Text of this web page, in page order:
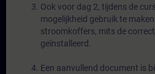
Ook voor dag 2, tijdens de
mogelijkheid gebruik te maken
stroomkoffers, mits de
geïnstalleerd.
Een aanvullend document is